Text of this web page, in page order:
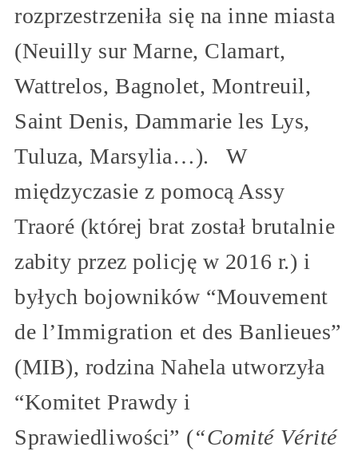
rozprzestrzeniła się na inne miasta
(Neuilly sur Marne, Clamart,
Wattrelos, Bagnolet, Montreuil,
Saint Denis, Dammarie les Lys,
Tuluza, Marsylia…). W
międzyczasie z pomocą Assy
Traoré (której brat został brutalnie
zabity przez policję w 2016 r.) i
byłych bojowników “Mouvement
de l’Immigration et des Banlieues”
(MIB), rodzina Nahela utworzyła
“Komitet Prawdy i
Sprawiedliwości” (“Comité Vérité